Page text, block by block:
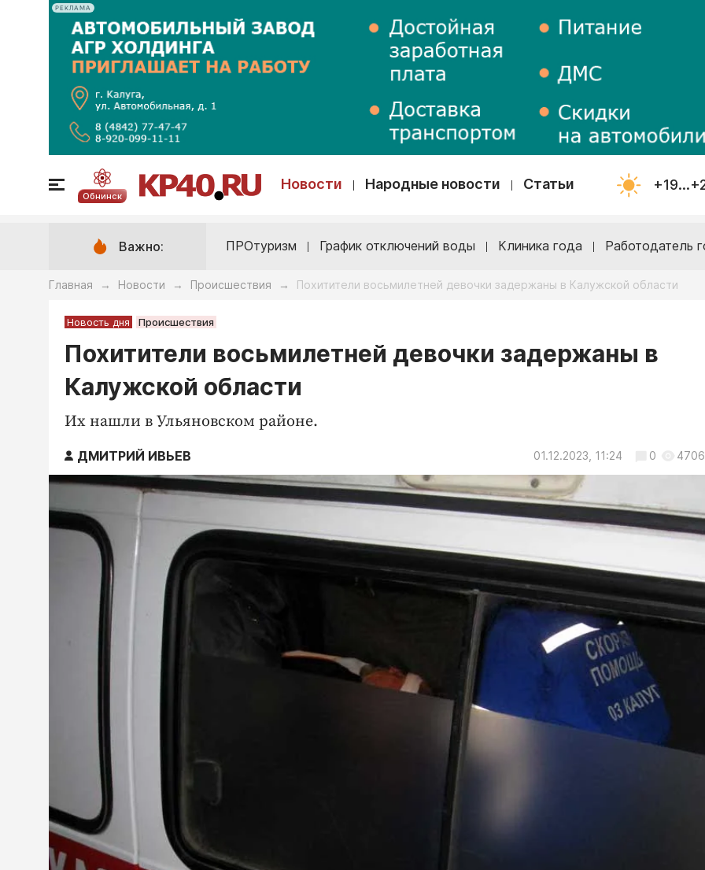
РЕКЛАМА
Обнинск
Новости Народные новости Статьи
Важно: ПРОтуризм График отключений воды Клиника года Работодатель
Главная → Новости → Происшествия → Похитители восьмилетней девочки задержаны в Калужской области
Новость дня Происшествия
Похитители восьмилетней девочки задержаны в
Калужской области
Их нашли в Ульяновском районе.
ДМИТРИЙ ИВЬЕВ 01.12.2023, 11:24 0 4706